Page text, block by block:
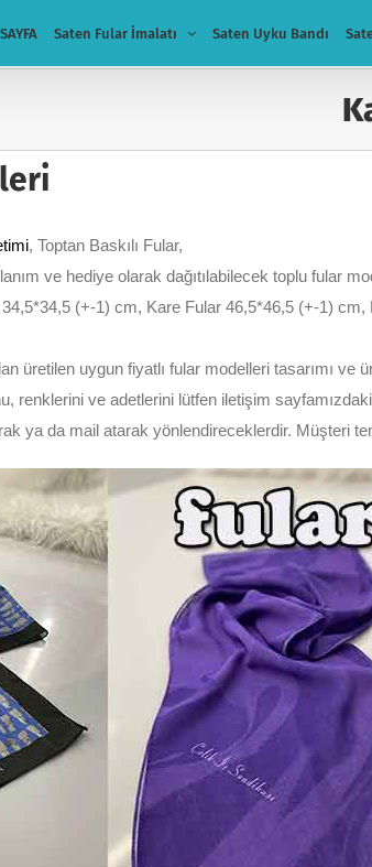
Saten Fular İmalatı Saten Uyku Bandı
, Toptan Baskılı Fular,
ve hediye olarak dağıtılabilecek toplu fular
(+-1) cm, Kare Fular 46,5*46,5 (+-1)
üretilen uygun fiyatlı fular modelleri tasarımı ve
renklerini ve adetlerini lütfen iletişim
ya da mail atarak yönlendireceklerdir. Müşteri